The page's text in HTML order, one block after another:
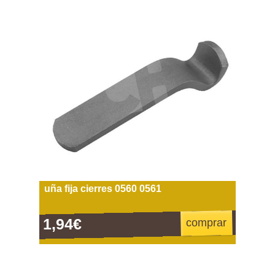
uña fija cierres 0560 0561
1,94€ comprar